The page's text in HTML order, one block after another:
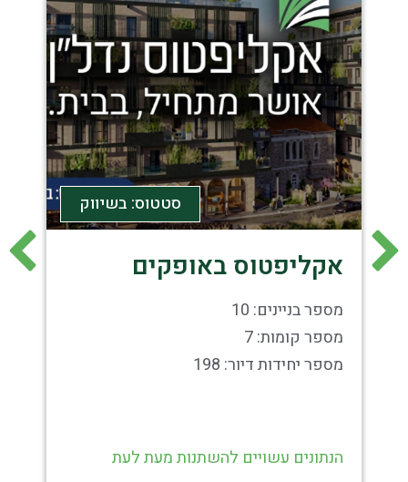
סטטוס: בשיווק
אקליפטוס באופקים
מספר בניינים: 10
מספר קומות: 7
מספר יחידות דיור: 198
הנתונים עשויים להשתנות מעת לעת